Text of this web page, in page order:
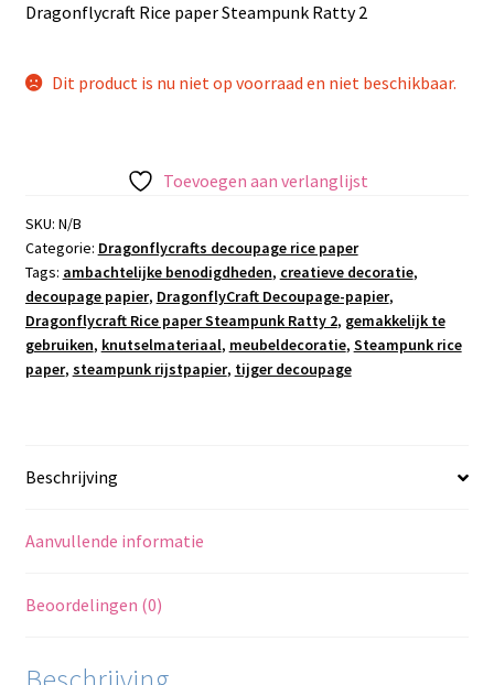
Dragonflycraft Rice paper Steampunk Ratty 2
Dit product is nu niet op voorraad en niet beschikbaar.
Toevoegen aan verlanglijst
SKU: N/B
Categorie: Dragonflycrafts decoupage rice paper
Tags: ambachtelijke benodigdheden, creatieve decoratie,
decoupage papier, DragonflyCraft Decoupage-papier,
Dragonflycraft Rice paper Steampunk Ratty 2, gemakkelijk te
gebruiken, knutselmateriaal, meubeldecoratie, Steampunk rice
paper, steampunk rijstpapier, tijger decoupage
Beschrijving
Aanvullende informatie
Beoordelingen (0)